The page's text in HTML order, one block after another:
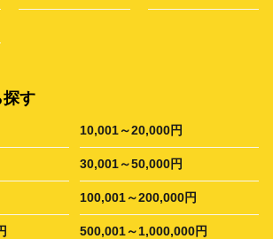
探す
10,001～20,000円
30,001～50,000円
100,001～200,000円
500,001～1,000,000円